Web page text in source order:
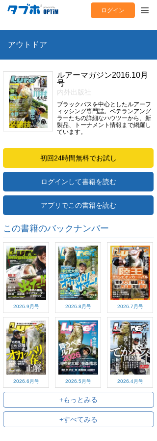
ログイン
アウトドア
ルアーマガジン2016.10月
号
内外出版社
ブラックバスを中心としたルアーフ
ィッシング専門誌。ベテランアング
ラーたちの詳細なハウツーから、新
製品、トーナメント情報まで網羅し
ています。
初回24時間無料でお試し
ログインして書籍を読む
アプリでこの書籍を読む
この書籍のバックナンバー
2026.9月号 2026.8月号 2026.7月号
2026.6月号 2026.5月号 2026.4月号
+もっとみる
+すべてみる